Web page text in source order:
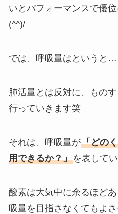
いとパフォーマンスで優
(^^)/
では、呼吸量はというと…
肺活量とは反対に、もの
行っていきます笑
それは、呼吸量が「どの
用できるか？」を表して
酸素は大気中に余るほど
吸量を目指さなくてもよ